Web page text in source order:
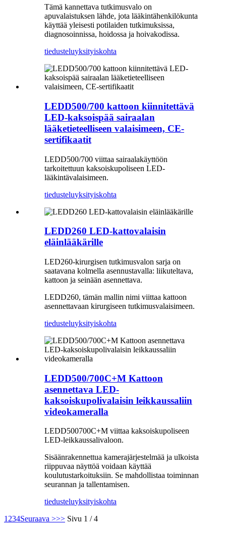
Tämä kannettava tutkimusvalo on
apuvalaistuksen lähde, jota lääkintähenkilökunta
käyttää yleisesti potilaiden tutkimuksissa,
diagnosoinnissa, hoidossa ja hoivakodissa.
tiedusteluyksityiskohta
LEDD500/700 kattoon kiinnitettävä
LED-kaksoispää sairaalan
lääketieteelliseen valaisimeen, CE-
sertifikaatit
LEDD500/700 viittaa sairaalakäyttöön
tarkoitettuun kaksoiskupoliseen LED-
lääkintävalaisimeen.
tiedusteluyksityiskohta
LEDD260 LED-kattovalaisin
eläinlääkärille
LED260-kirurgisen tutkimusvalon sarja on
saatavana kolmella asennustavalla: liikuteltava,
kattoon ja seinään asennettava.
LEDD260, tämän mallin nimi viittaa kattoon
asennettavaan kirurgiseen tutkimusvalaisimeen.
tiedusteluyksityiskohta
LEDD500/700C+M Kattoon
asennettava LED-
kaksoiskupolivalaisin leikkaussaliin
videokameralla
LEDD500700C+M viittaa kaksoiskupoliseen
LED-leikkaussalivaloon.
Sisäänrakennettua kamerajärjestelmää ja ulkoista
riippuvaa näyttöä voidaan käyttää
koulutustarkoituksiin. Se mahdollistaa toiminnan
seurannan ja tallentamisen.
tiedusteluyksityiskohta
1234Seuraava >>> Sivu 1 / 4